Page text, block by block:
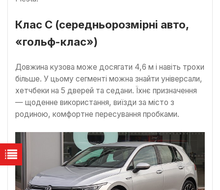
Клас С (середньорозмірні авто,
«гольф-клас»)
Довжина кузова може досягати 4,6 м і навіть трохи
більше. У цьому сегменті можна знайти універсали,
хетчбеки на 5 дверей та седани. Їхнє призначення
— щоденне використання, виїзди за місто з
родиною, комфортне пересування пробками.